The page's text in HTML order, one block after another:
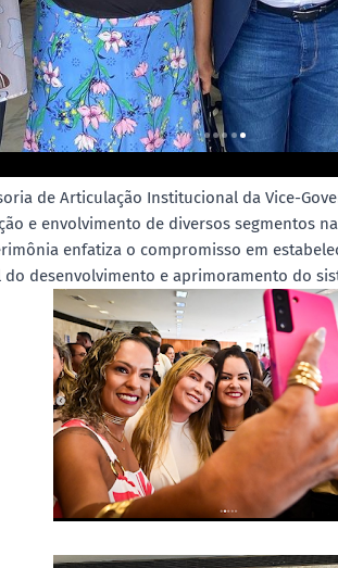
de Articulação Institucional da Vice-
e envolvimento de diversos segmentos
enfatiza o compromisso em
desenvolvimento e aprimoramento do